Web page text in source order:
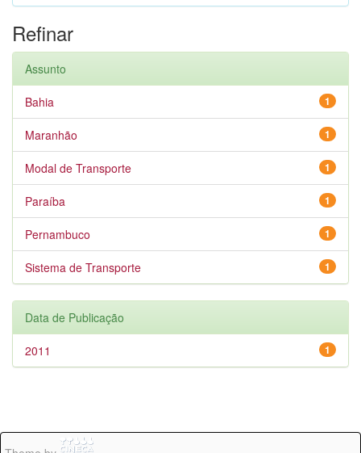
Refinar
Assunto
1
Bahia
1
Maranhão
1
Modal de Transporte
1
Paraíba
1
Pernambuco
1
Sistema de Transporte
Data de Publicação
1
2011